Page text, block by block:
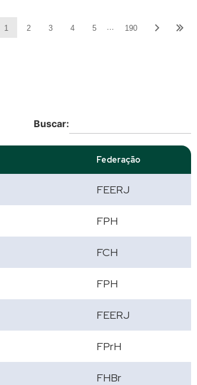
1 2 3 4 5 190
Buscar:
Federação
FEERJ
FPH
FCH
FPH
FEERJ
FPrH
FHBr